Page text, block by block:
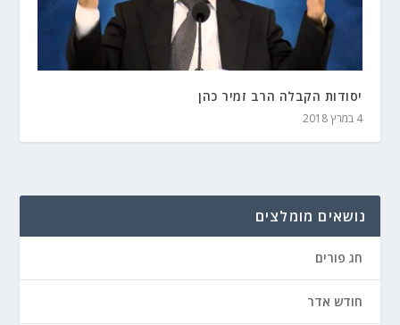
יסודות הקבלה הרב זמיר כהן
4 במרץ 2018
נושאים מומלצים
חג פורים
חודש אדר